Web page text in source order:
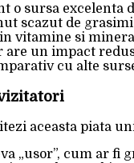
o sursa excelenta
scazut de grasimi
vitamine si
are un impact
cu alte
aceasta piata
„usor”, cum ar fi